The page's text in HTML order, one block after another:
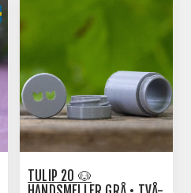
TULIP 20 🐶